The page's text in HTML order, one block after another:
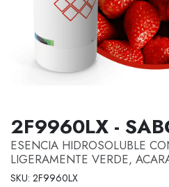
2F9960LX -
ESENCIA HIDROSOLUBLE
LIGERAMENTE VERDE,
SKU: 2F9960LX